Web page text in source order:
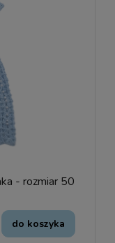
- rozmiar 50
do koszyka